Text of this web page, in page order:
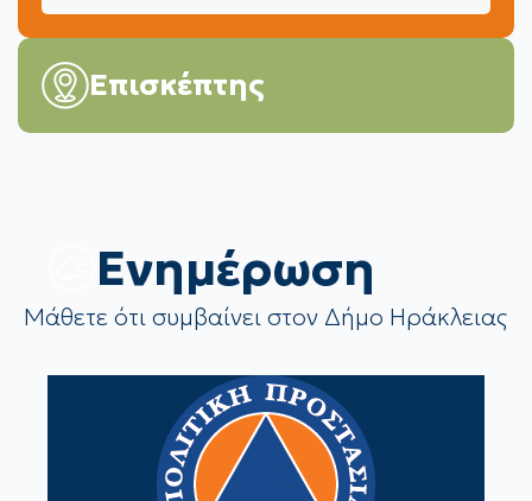
Επισκέπτης
Eνημέρωση
Μάθετε ότι συμβαίνει στον Δήμο Ηράκλειας